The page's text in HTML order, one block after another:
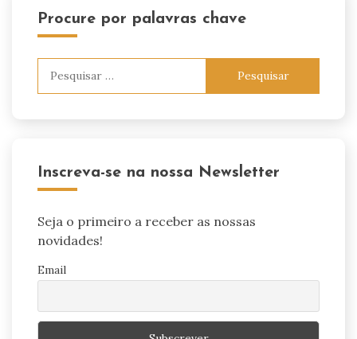
Procure por palavras chave
Inscreva-se na nossa Newsletter
Seja o primeiro a receber as nossas
novidades!
Email